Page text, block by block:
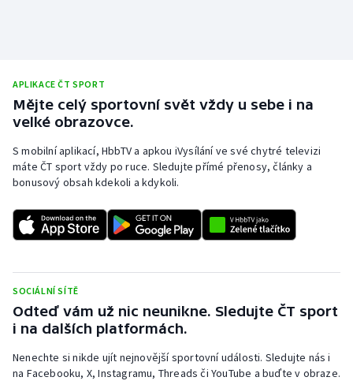
Volejbal
Ostatní
APLIKACE ČT SPORT
Mějte celý sportovní svět vždy u sebe i na
velké obrazovce.
S mobilní aplikací, HbbTV a apkou iVysílání ve své chytré televizi
máte ČT sport vždy po ruce. Sledujte přímé přenosy, články a
bonusový obsah kdekoli a kdykoli.
SOCIÁLNÍ SÍTĚ
Odteď vám už nic neunikne. Sledujte ČT sport
i na dalších platformách.
Nenechte si nikde ujít nejnovější sportovní události. Sledujte nás i
na Facebooku, X, Instagramu, Threads či YouTube a buďte v obraze.